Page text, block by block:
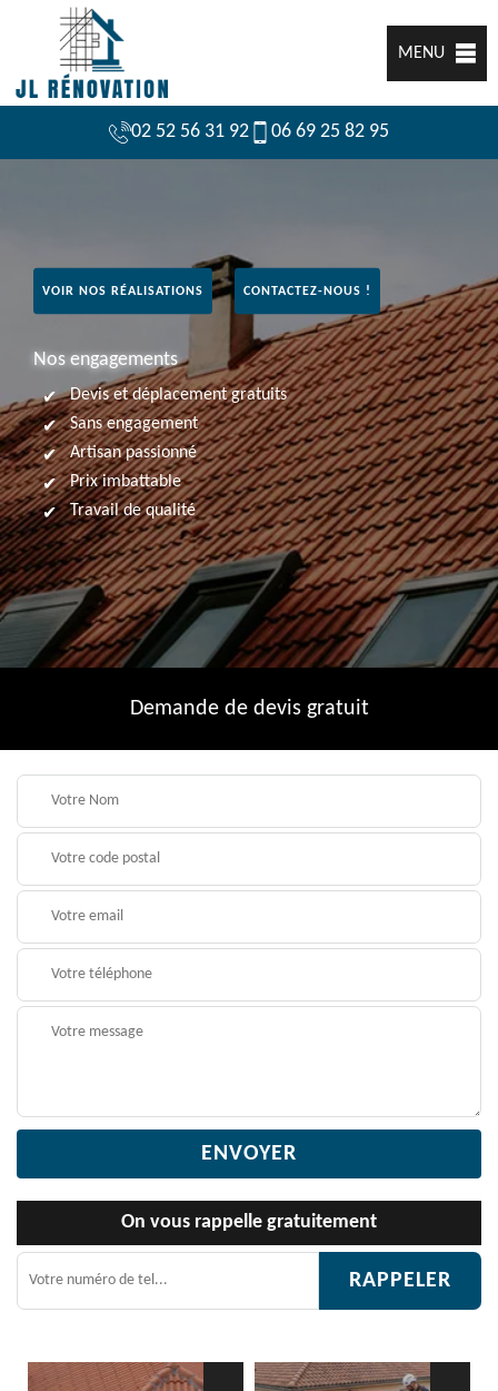
MENU
02 52 56 31 92 06 69 25 82 95
VOIR NOS RÉALISATIONS CONTACTEZ-NOUS !
Nos engagements
Devis et déplacement gratuits
Sans engagement
Artisan passionné
Prix imbattable
Travail de qualité
Demande de devis gratuit
On vous rappelle gratuitement